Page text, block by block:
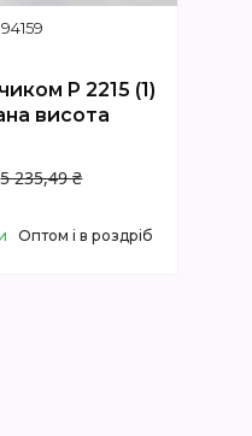
94159
P 2215 (1)
висота
5 235,49 ₴
Оптом і в роздріб